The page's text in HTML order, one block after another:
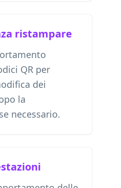
ristampare
QR per
dei
la
necessario.